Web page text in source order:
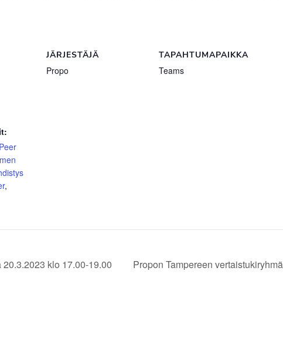
Peer
,
JÄRJESTÄJÄ
Propo
TAPAHTUMAPAIKKA
Teams
klo 17.00-19.00 Propon Tampereen